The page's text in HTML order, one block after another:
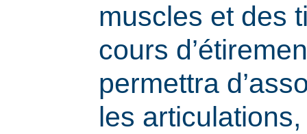
muscles et des
cours
permettra
les